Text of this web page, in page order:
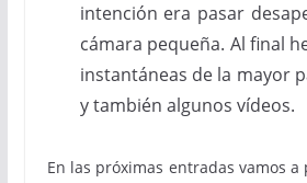
intención era pasar
cámara pequeña. Al final
instantáneas de la mayor
y también algunos vídeos.
En las próximas entradas vamos